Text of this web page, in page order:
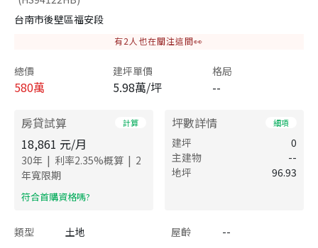
台南市後壁區福安段
有2 人也在關注這間👀
總價
580萬
建坪單價
5.98萬/坪
格局
--
房貸試算 計算
18,861 元/月
30年 | 利率2.35%概算 | 2
年寬限期
​符合首購資格嗎?
坪數詳情 細項
建坪
0
主建物
--
地坪
96.93
類型 土地 屋齡
--